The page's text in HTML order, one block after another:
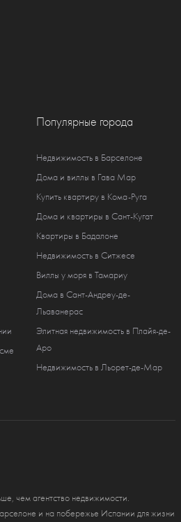
Популярные города
Недвижимость в Барселоне
Дома и виллы в Гава Мар
Купить квартиру в Кома-Руга
Дома и квартиры в Сант-Кугат
Квартиры в Бадалоне
Недвижимость в Ситжесе
Виллы у моря в Тамариу
Дома в Сант-Андреу-де-
Льаванерас
Элитная недвижимость в Плайя-де-
Аро
Недвижимость в Льорет-де-Мар
чем агентство недвижимости.
и на побережье Испании для жизни